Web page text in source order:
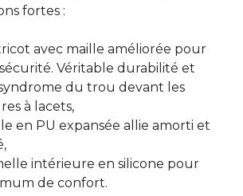
fortes :
avec maille améliorée pour
Véritable durabilité et
du trou devant les
à lacets,
en PU expansée allie amorti et
intérieure en silicone pour
de confort.